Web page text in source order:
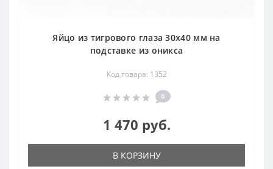
Яйцо из тигрового глаза 30х40 мм на
подставке из оникса
Код товара: 1352
0
1 470 руб.
В КОРЗИНУ